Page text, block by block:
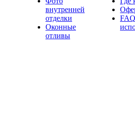
внутренней
отделки
Оконные
отливы